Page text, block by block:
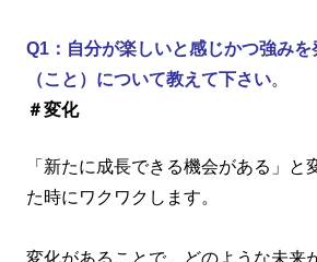
Q1：自分が楽しいと感じかつ強みを
（こと）について教えて下さい。
＃変化
「新たに成長できる機会がある」と
た時にワクワクします。